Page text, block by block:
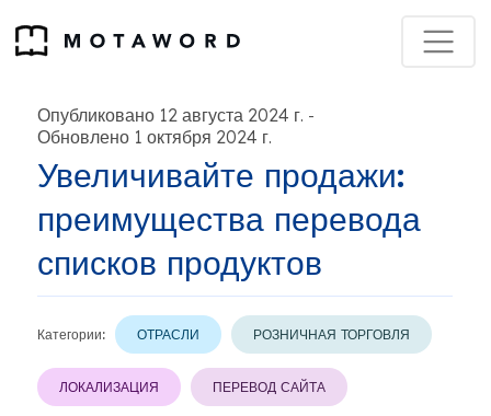
Опубликовано 12 августа 2024 г. -
Обновлено 1 октября 2024 г.
Увеличивайте продажи:
преимущества перевода
списков продуктов
Категории: ОТРАСЛИ РОЗНИЧНАЯ ТОРГОВЛЯ
ЛОКАЛИЗАЦИЯ ПЕРЕВОД САЙТА